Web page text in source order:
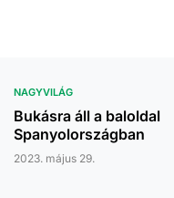
NAGYVILÁG
Bukásra áll a baloldal
Spanyolországban
2023. május 29.